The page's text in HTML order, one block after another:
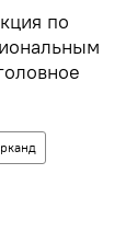
по